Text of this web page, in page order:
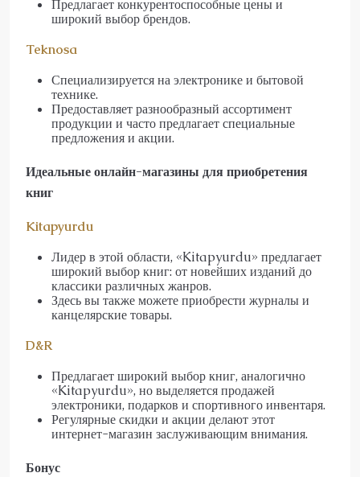
Предлагает конкурентоспособные цены и
широкий выбор брендов.
Teknosa
Специализируется на электронике и бытовой
технике.
Предоставляет разнообразный ассортимент
продукции и часто предлагает специальные
предложения и акции.
Идеальные онлайн-магазины для приобретения
книг
Kitapyurdu
Лидер в этой области, «Kitapyurdu» предлагает
широкий выбор книг: от новейших изданий до
классики различных жанров.
Здесь вы также можете приобрести журналы и
канцелярские товары.
D&R
Предлагает широкий выбор книг, аналогично
«Kitapyurdu», но выделяется продажей
электроники, подарков и спортивного инвентаря.
Регулярные скидки и акции делают этот
интернет-магазин заслуживающим внимания.
Бонус